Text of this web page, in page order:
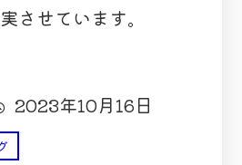
させています。
2023年10月16日